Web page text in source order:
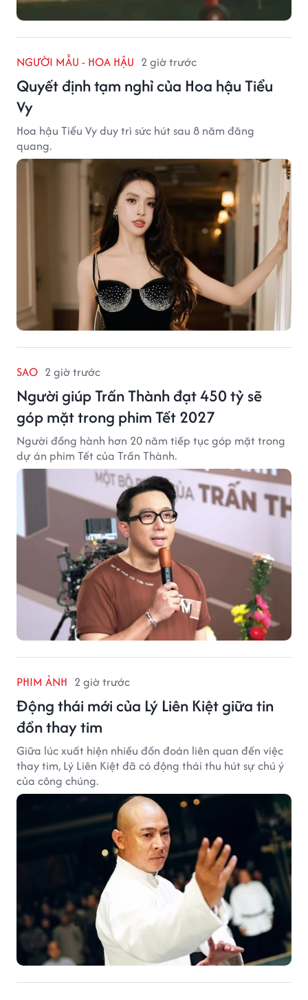
NGƯỜI MẪU - HOA HẬU 2 giờ trước
Quyết định tạm nghỉ của Hoa hậu Tiểu
Vy
Hoa hậu Tiểu Vy duy trì sức hút sau 8 năm đăng
quang.
SAO 2 giờ trước
Người giúp Trấn Thành đạt 450 tỷ sẽ
góp mặt trong phim Tết 2027
Người đồng hành hơn 20 năm tiếp tục góp mặt trong
dự án phim Tết của Trấn Thành.
PHIM ẢNH 2 giờ trước
Động thái mới của Lý Liên Kiệt giữa tin
đồn thay tim
Giữa lúc xuất hiện nhiều đồn đoán liên quan đến việc
thay tim, Lý Liên Kiệt đã có động thái thu hút sự chú ý
của công chúng.